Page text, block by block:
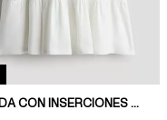
FALDA CON INSERCIONES DE ENCAJE